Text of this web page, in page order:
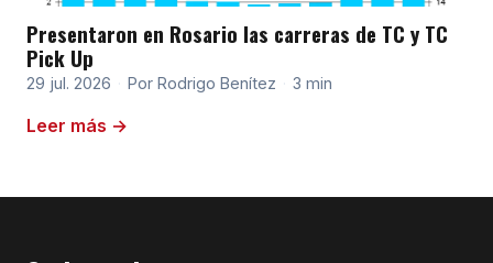
Presentaron en Rosario las carreras de TC y TC
Pick Up
29 jul. 2026 · Por Rodrigo Benítez · 3 min
Leer más →